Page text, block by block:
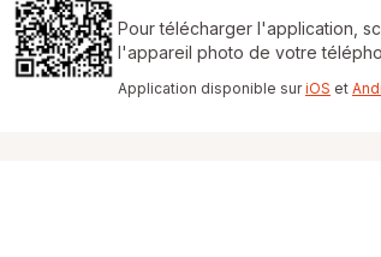
Pour télécharger l'application,
l'appareil photo de votre
Application disponible suriOS et